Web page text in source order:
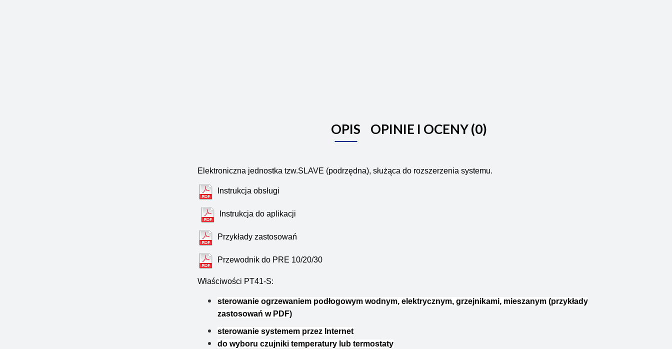
OPIS OPINIE I OCENY (0)
Elektroniczna jednostka tzw.SLAVE (podrzędna), służąca do rozszerzenia systemu.
Instrukcja obsługi
Instrukcja do aplikacji
Przykłady zastosowań
Przewodnik do PRE 10/20/30
Właściwości PT41-S:
sterowanie ogrzewaniem podłogowym wodnym, elektrycznym, grzejnikami, mieszanym (przykłady
zastosowań w PDF)
sterowanie systemem przez Internet
do wyboru czujniki temperatury lub termostaty